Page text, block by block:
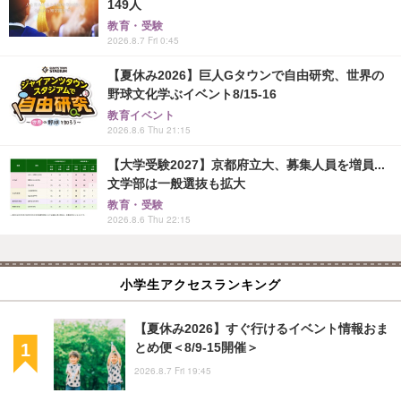
149人
教育・受験
2026.8.7 Fri 0:45
【夏休み2026】巨人Gタウンで自由研究、世界の
野球文化学ぶイベント8/15-16
教育イベント
2026.8.6 Thu 21:15
【大学受験2027】京都府立大、募集人員を増員...
文学部は一般選抜も拡大
教育・受験
2026.8.6 Thu 22:15
小学生アクセスランキング
【夏休み2026】すぐ行けるイベント情報おま
とめ便＜8/9-15開催＞
2026.8.7 Fri 19:45